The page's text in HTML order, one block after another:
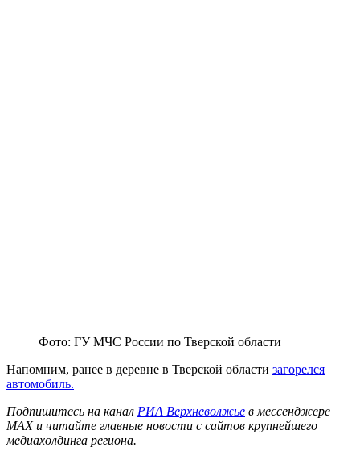
Фото: ГУ МЧС России по Тверской области
Напомним, ранее в деревне в Тверской области загорелся
автомобиль.
Подпишитесь на канал РИА Верхневолжье в мессенджере
MAX и читайте главные новости с сайтов крупнейшего
медиахолдинга региона.